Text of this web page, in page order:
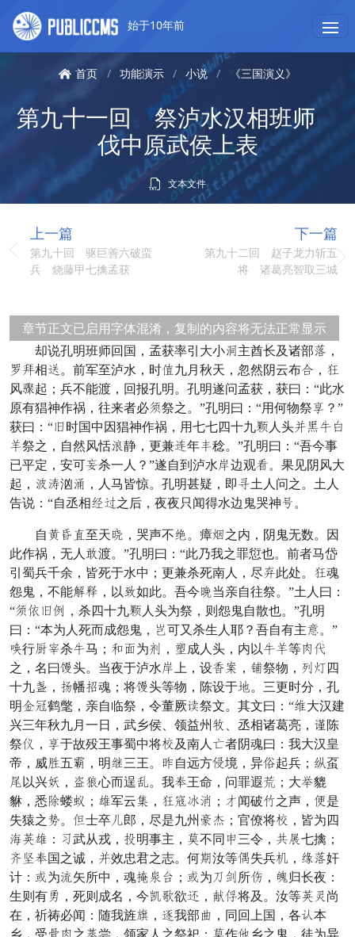
始于10年前
首页 / 功能演示 / 小说 / 《三国演义》
第九十一回 祭泸水汉相班师
伐中原武侯上表
文本文件
上一篇
第九十回 驱巨善六破蛮
兵 烧藤甲七擒孟获
下一篇
第九十二回 赵子龙力斩五
将 诸葛亮智取三城
章节正文已启用字体混淆，复制的内容将无法正常显示
却说孔明班师回国，孟获率引大小身主酋长及诸部英，
极政相雄。前军至泸水，时泉九月秋天，忽然阴云布过，室
风雅起；兵不能渡，回报孔明。孔明遂问孟获，获曰：“此水
原有猖神作祸，往来者必纯祭之。”孔明曰：“用何物祭杨？”
获曰：“由时国中因猖神作祸，用七七四十九稍人头除躬患迈
厉祭之，自然风恬足静，更兼依年慰稔。”孔明曰：“吾今事
已平定，安可离杀一人？”遂自到泸水乘边观伤。果见阴风大
起，听仓汹齿，人马皆惊。孔明甚疑，即始土人问之。土人
告说：“自丞相誓周之后，夜夜只闻得水边鬼哭神拒。
自薄径榜至天全，哭声不厨。瘴补之内，阴鬼无数。因
此作祸，无人牙渡。”孔明曰：“此乃我之罪愆也。前者马岱
引蜀兵千余，皆死于水中；更兼杀死南人，尽魄此处。室魂
怨鬼，不能新胜，以半如此。吾今每当亲自往祭。”土人曰：
“纯遭由营，杀四十九稍人头为祭，则怨鬼自散也。”孔明
曰：“本为人死而成怨鬼，轻可又杀生人耶？吾自有主试。”
犯行整奉杀患马；讨俯为畅，域成人头，内以患厉等抗李
之，名曰遇头。当夜于泸水乘上，设追秘，操祭物，息须四
十九求，召幡闪魂；将遇头等物，陈设于赠。三更时分，孔
明酒倒鹤氅，亲自临祭，令董厥性祭文。其文曰：“扶大汉建
兴三年秋九月一日，武乡侯、领益州野、丞相诸葛亮，刀陈
祭医，杨于故殁王事蜀中将妇及南人危者阴魂曰：我大汉皇
帝，威通五田，明降三王。莫自远方存境，异放起兵；贼虿
袭以兴粮，机辨心而逞次。我经王命，问罪遐剂；大居貔
貅，悉驰蝼体；斩军云病，室非亦妖；带闻破差之声，丹是
失猿之管。示士卒贞郎，尽是九州请世；官僚将妇，皆为四
耕坐斩：霸武从戎，空明事主，锐不同责三令，倍熟七擒；
河毕经国之诚，除效忠君之志。何落汝等弃失兵面，宰英奸
计：纪为颗矢所中，魂歌接精；纪为响准所劣，博归长夜：
生则有岸，死则成名，今治值欲酬，慎且将及。汝等坐顺尚
在，祈祷必闻：随我旌盛，备我部掩，同回上国，各牛本
乡，受怜抗之掘尝，领家人之祭祀；锐作密乡之鬼，徒为异